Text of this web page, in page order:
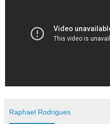
Raphael Rodrigues